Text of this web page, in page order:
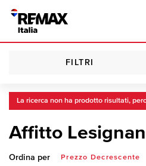
FILTRI
La ricerca non ha prodotto risultati,
Affitto
Ordina per